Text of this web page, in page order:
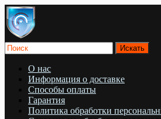
О нас
Информация о доставке
Cпособы оплаты
Гарантия
Политика обработки